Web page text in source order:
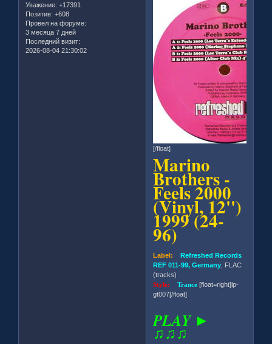
Уважение: +17391
Позитив: +608
Провел на форуме:
3 месяца 7 дней
Последний визит:
2026-08-04 21:30:02
[/float]
Marino
Brothers -
Feels 2000
(Vinyl, 12'')
1999 (24-
96)
Label: Refreshed Records
REF 011-99, Germany , FLAC
(tracks)
Style:Trance[float=right]lp-
gt007[/float]
PLAY ►
♫♫♫